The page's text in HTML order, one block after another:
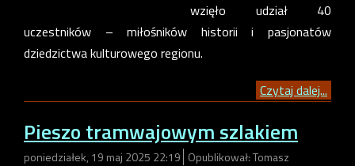
wzięło udział 40
uczestników – miłośników historii i pasjonatów
dziedzictwa kulturowego regionu.
Czytaj dalej...
Pieszo tramwajowym szlakiem
poniedziałek, 19 maj 2025 22:19 Opublikował: Tomasz